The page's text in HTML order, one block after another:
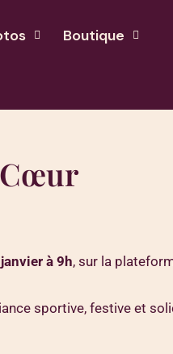
Boutique
à 9h, sur la
sportive, festive et